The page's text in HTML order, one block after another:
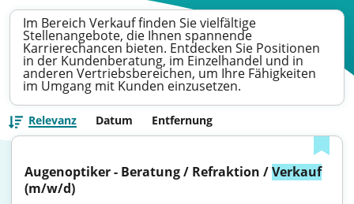
Im Bereich Verkauf finden Sie vielfältige
Stellenangebote, die Ihnen spannende
Karrierechancen bieten. Entdecken Sie Positionen
in der Kundenberatung, im Einzelhandel und in
anderen Vertriebsbereichen, um Ihre Fähigkeiten
im Umgang mit Kunden einzusetzen.
Relevanz Datum Entfernung
Augenoptiker - Beratung / Refraktion / Verkauf
(m/w/d)